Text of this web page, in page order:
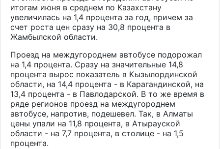
итогам июня в среднем по Казахстану
увеличилась на 1,4 процента за год, причем за
счет роста цен сразу на 30,8 процента в
Жамбылской области.
Проезд на междугороднем автобусе подорожал
на 1,4 процента. Сразу на значительные 14,8
процента вырос показатель в Кызылординской
области, на 14,4 процента - в Карагандинской, на
13,4 процента - в Павлодарской. В то же время в
ряде регионов проезд на междугороднем
автобусе, напротив, подешевел. Так, в Алматы
цены упали на 11,8 процента, в Атырауской
области - на 7,7 процента, в столице - на 1,5
процента.